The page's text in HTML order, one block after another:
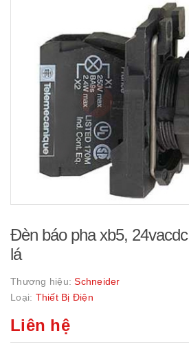
Đèn báo pha xb5,
lá
Thương hiệu:Schneider
Loại: Thiết Bị Điện
Liên hệ